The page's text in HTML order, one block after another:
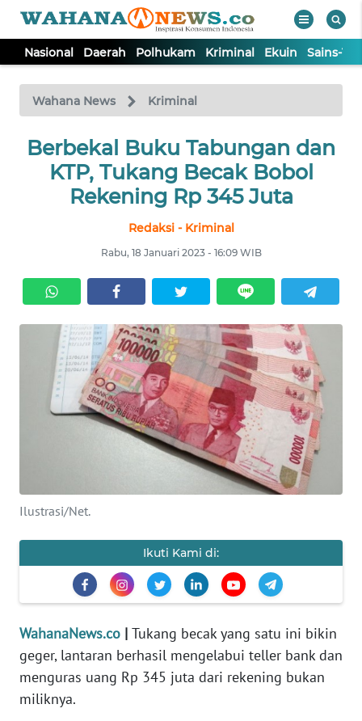
Nasional Daerah Polhukam Kriminal Ekuin Sains-
Wahana News Kriminal
Berbekal Buku Tabungan dan
KTP, Tukang Becak Bobol
Rekening Rp 345 Juta
Redaksi - Kriminal
Rabu, 18 Januari 2023 - 16:09 WIB
Ilustrasi/Net.
Ikuti Kami di:
WahanaNews.co | Tukang becak yang satu ini bikin
geger, lantaran berhasil mengelabui teller bank dan
menguras uang Rp 345 juta dari rekening bukan
miliknya.
TV
Tutup
NASIONAL
KRIMINAL
EKUIN
SAINS-TEKNO
KESEHATAN
SERBA-SERBI
OLAHRAGA
OPINI
EDITORIAL